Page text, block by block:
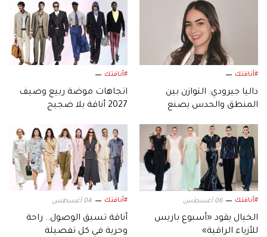
#أناقتك
داليا جيرودي: التوازن بين
المنطق والحدس يصنع
#أناقتك
اتجاهات موضة ربيع وصيف
2027 أناقة بلا ضجيج
#أناقتك 06 أغسطس
الخيال يقود «أسبوع باريس
للأزياء الراقية»
#أناقتك 04 أغسطس
أناقة تسبق الوصول.. راحة
وحرية في كل تفصيلة